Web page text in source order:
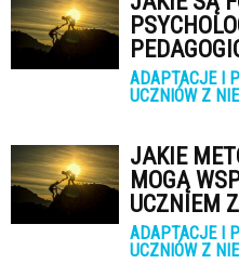
ADAPTACJE I
UCZNIÓW Z
JAKIE
MOGĄ
UCZNIEM
ADAPTACJE I
UCZNIÓW Z